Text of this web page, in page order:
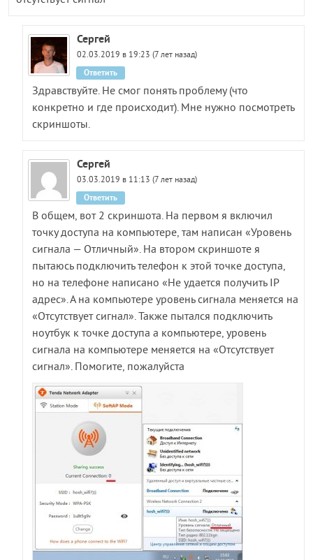
Сергей
02.03.2019 в 19:23 (7 лет назад)
Здравствуйте. Не смог понять проблему (что
конкретно и где происходит). Мне нужно посмотреть
скриншоты.
Ответить
Сергей
03.03.2019 в 11:13 (7 лет назад)
В общем, вот 2 скриншота. На первом я включил
точку доступа на компьютере, там написан «Уровень
сигнала — Отличный». На втором скриншоте я
пытаюсь подключить телефон к этой точке доступа,
но на телефоне написано «Не удается получить IP
адрес». А на компьютере уровень сигнала меняется на
«Отсутствует сигнал». Также пытался подключить
ноутбук к точке доступа а компьютере, уровень
сигнала на компьютере меняется на «Отсутствует
сигнал». Помогите, пожалуйста
Ответить